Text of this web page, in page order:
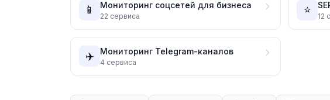
📱 Мониторинг соцсетей для бизнеса
22 сервиса
⭐
12
✈️ Мониторинг Telegram-каналов
4 сервиса